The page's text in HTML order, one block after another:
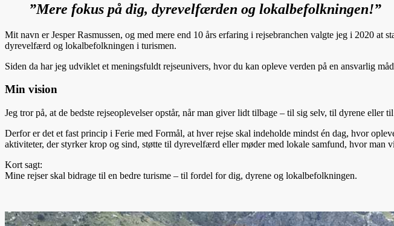
”Mere fokus på dig, dyrevelfærden og lokalbefolkningen!”
Mit navn er Jesper Rasmussen, og med mere end 10 års erfaring i rejsebranchen valgte jeg i 2020 at
dyrevelfærd og lokalbefolkningen i turismen.
Siden da har jeg udviklet et meningsfuldt rejseunivers, hvor du kan opleve verden på en ansvarlig
Min vision
Jeg tror på, at de bedste rejseoplevelser opstår, når man giver lidt tilbage – til sig selv, til dyrene eller
Derfor er det et fast princip i Ferie med Formål, at hver rejse skal indeholde mindst én dag, hvor
aktiviteter, der styrker krop og sind, støtte til dyrevelfærd eller møder med lokale samfund, hvor man
Kort sagt:
Mine rejser skal bidrage til en bedre turisme – til fordel for dig, dyrene og lokalbefolkningen.